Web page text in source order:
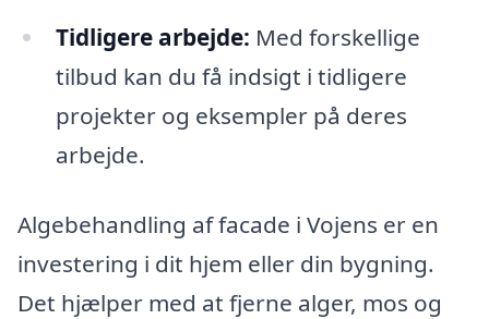
Tidligere arbejde: Med forskellige
tilbud kan du få indsigt i tidligere
projekter og eksempler på deres
arbejde.
Algebehandling af facade i Vojens er en
investering i dit hjem eller din bygning.
Det hjælper med at fjerne alger, mos og